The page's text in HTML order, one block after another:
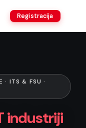
Registracija
· ITS & FSU ·
industriji